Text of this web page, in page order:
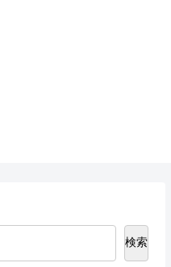
検索